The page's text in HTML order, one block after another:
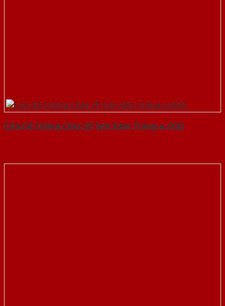
Cửa Gỗ Chống Cháy 2P Sơn Xám Trắng-a-SGD